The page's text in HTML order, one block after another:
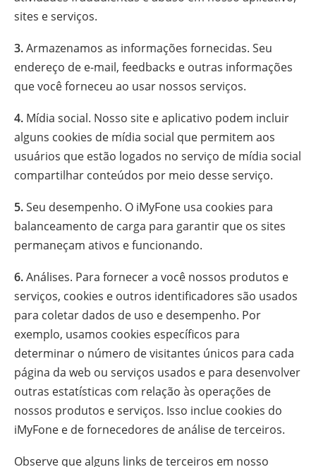
sites e serviços.
3.Armazenamos as informações fornecidas. Seu
endereço de e-mail, feedbacks e outras informações
que você forneceu ao usar nossos serviços.
4. Mídia social. Nosso site e aplicativo podem incluir
alguns cookies de mídia social que permitem aos
usuários que estão logados no serviço de mídia social
compartilhar conteúdos por meio desse serviço.
5.Seu desempenho. O iMyFone usa cookies para
balanceamento de carga para garantir que os sites
permaneçam ativos e funcionando.
6.Análises. Para fornecer a você nossos produtos e
serviços, cookies e outros identificadores são usados
para coletar dados de uso e desempenho. Por
exemplo, usamos cookies específicos para
determinar o número de visitantes únicos para cada
página da web ou serviços usados e para desenvolver
outras estatísticas com relação às operações de
nossos produtos e serviços. Isso inclue cookies do
iMyFone e de fornecedores de análise de terceiros.
Observe que alguns links de terceiros em nosso